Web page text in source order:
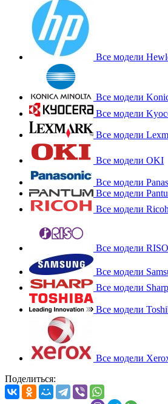
Все модели
Все модели
Все модели
Все модели
Все модели OKI
Все модели
Все модели
Все модели Ricoh
Все модели RISO
Все модели
Все модели Sharp
Все модели
Все модели
Поделиться: